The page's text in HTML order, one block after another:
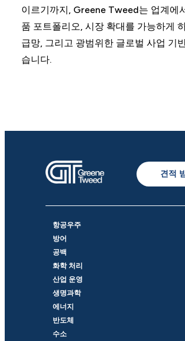
이르기까지, Greene Tweed는 업계에
품 포트폴리오, 시장 확대를 가능하게
급망, 그리고 광범위한 글로벌 사업 기
습니다.
견적
항공우주
방어
공백
화학 처리
산업 운영
생명과학
에너지
반도체
수소